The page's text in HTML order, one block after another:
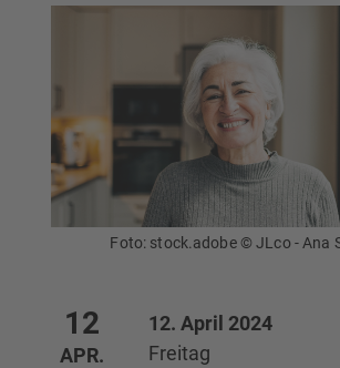
Foto: stock.adobe © JLco - Ana
12
APR.
12. April 2024
Freitag